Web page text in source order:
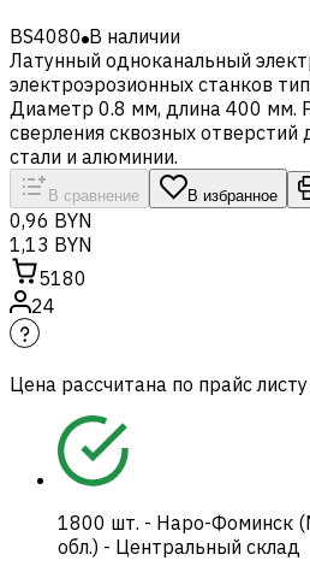
BS4080 В наличии
Латунный одноканальный
электроэрозионных станков
Диаметр 0.8 мм, длина 400 мм.
сверления сквозных
стали и алюминии.
В сравнение В избранное
0,96 BYN
1,13 BYN
5180
24
Цена рассчитана по прайс
1800 шт. - Наро-Фоминск
обл.) - Центральный склад